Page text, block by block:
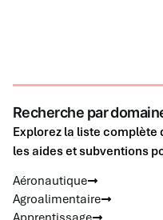
Recherche par
Explorez la liste
les aides et subventions
Aéronautique
Agroalimentaire